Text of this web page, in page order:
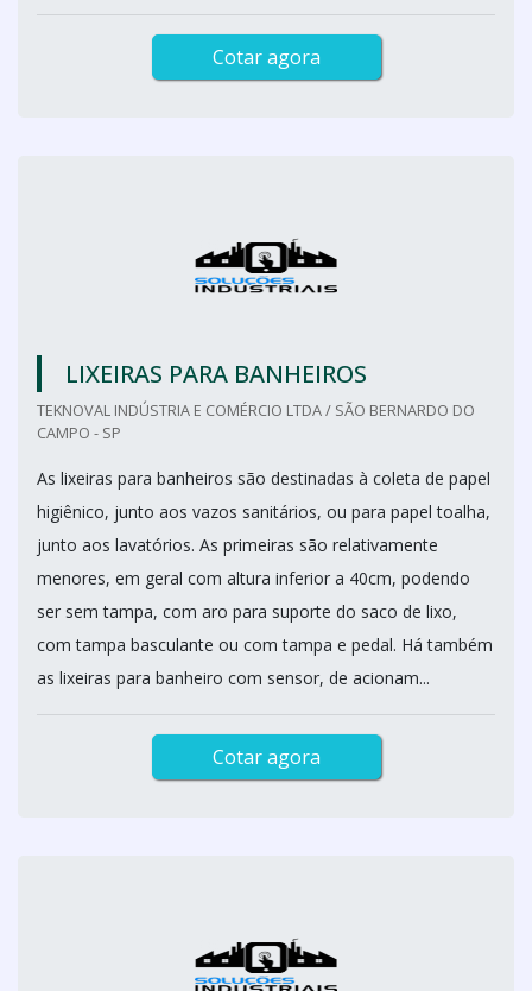
Cotar agora
LIXEIRAS PARA BANHEIROS
TEKNOVAL INDÚSTRIA E COMÉRCIO LTDA / SÃO BERNARDO DO
CAMPO - SP
As lixeiras para banheiros são destinadas à coleta de papel
higiênico, junto aos vazos sanitários, ou para papel toalha,
junto aos lavatórios. As primeiras são relativamente
menores, em geral com altura inferior a 40cm, podendo
ser sem tampa, com aro para suporte do saco de lixo,
com tampa basculante ou com tampa e pedal. Há também
as lixeiras para banheiro com sensor, de acionam...
Cotar agora